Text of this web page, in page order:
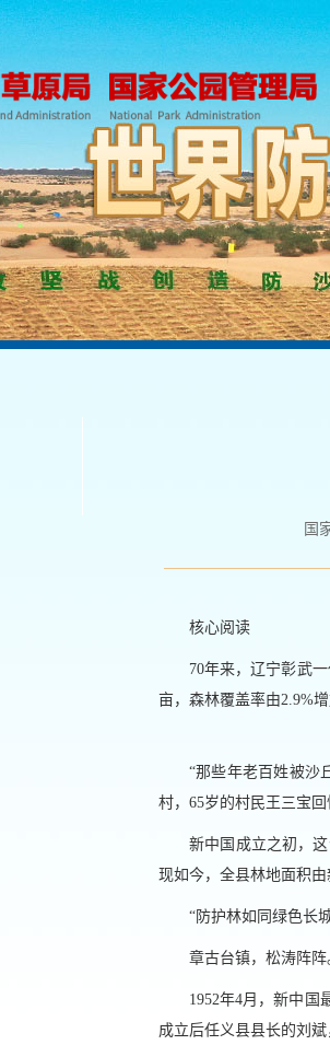
国
核心阅读
70年来，辽宁彰武
亩，森林覆盖率由2.9%
“那些年老百姓被沙
村，65岁的村民王三宝
新中国成立之初，
现如今，全县林地面积
“防护林如同绿色长
章古台镇，松涛阵
1952年4月，新中
成立后任义县县长的刘